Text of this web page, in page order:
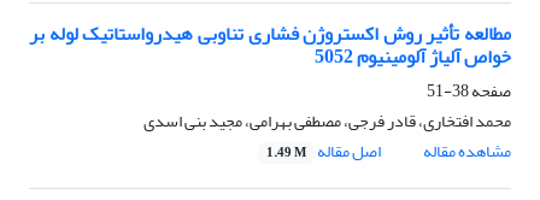
مطالعه تأثیر روش اکستروژن فشاری تناوبی هیدرواستاتیک لوله بر
خواص آلیاژ آلومینیوم 5052
صفحه38-51
محمد افتخاری، قادر فرجی، مصطفی بهرامی، مجید بنی اسدی
مشاهده مقاله
اصل مقاله 1.49 M